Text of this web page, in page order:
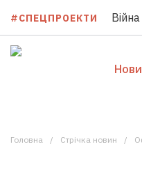
#СПЕЦПРОЕКТИ
Головна Стрічка новин